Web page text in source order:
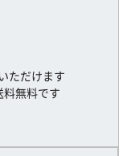
ただけます
無料です